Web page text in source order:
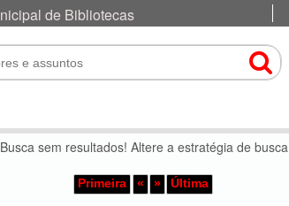
Busca sem resultados! Altere a estratégia de busca
Primeira « » Última